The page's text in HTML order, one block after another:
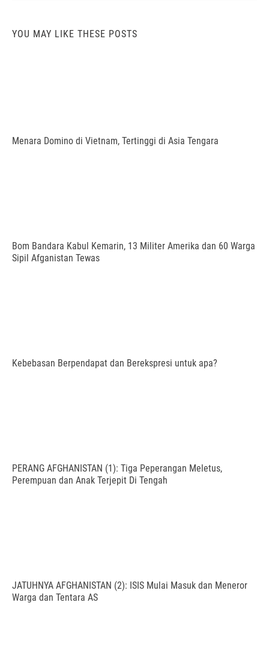
YOU MAY LIKE THESE POSTS
Menara Domino di Vietnam, Tertinggi di Asia Tengara
Bom Bandara Kabul Kemarin, 13 Militer Amerika dan 60 Warga
Sipil Afganistan Tewas
Kebebasan Berpendapat dan Berekspresi untuk apa?
PERANG AFGHANISTAN (1): Tiga Peperangan Meletus,
Perempuan dan Anak Terjepit Di Tengah
JATUHNYA AFGHANISTAN (2): ISIS Mulai Masuk dan Meneror
Warga dan Tentara AS